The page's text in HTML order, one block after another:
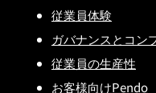
従業員体験
ガバナンスとコン
従業員の生産性
お客様向けPendo